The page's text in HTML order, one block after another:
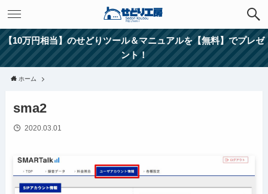
【10万円相当】のせどりツール＆マニュアルを【無料】でプレゼ
ント！
ホーム
sma2
2020.03.01